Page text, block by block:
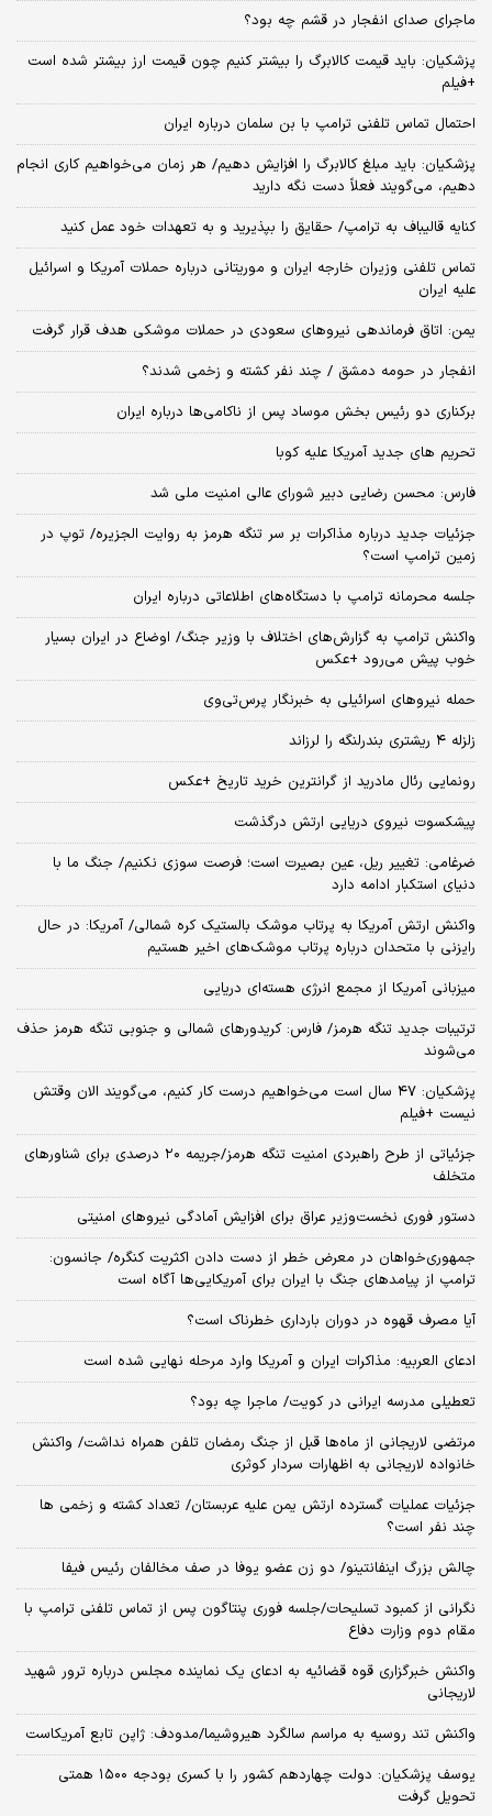
ماجرای صدای انفجار در قشم چه بود؟
پزشکیان: باید قیمت کالابرگ را بیشتر کنیم چون قیمت ارز بیشتر شده است
+فیلم
احتمال تماس تلفنی ترامپ با بن سلمان درباره ایران
پزشکیان: باید مبلغ کالابرگ را افزایش دهیم/ هر زمان می‌خواهیم کاری انجام
دهیم، می‌گویند فعلاً دست نگه دارید
کنایه قالیباف به ترامپ/ حقایق را بپذیرید و به تعهدات خود عمل کنید
تماس تلفنی وزیران خارجه ایران و موریتانی درباره حملات آمریکا و اسرائیل
علیه ایران
یمن: اتاق فرماندهی نیروهای سعودی در حملات موشکی هدف قرار گرفت
انفجار در حومه دمشق / چند نفر کشته و زخمی شدند؟
برکناری دو رئیس بخش موساد پس از ناکامی‌ها درباره ایران
تحریم های جدید آمریکا علیه کوبا
فارس: محسن رضایی دبیر شورای عالی امنیت ملی شد
جزئیات جدید درباره مذاکرات بر سر تنگه هرمز به روایت الجزیره/ توپ در
زمین ترامپ است؟
جلسه محرمانه ترامپ با دستگاه‌های اطلاعاتی درباره ایران
واکنش ترامپ به گزارش‌های اختلاف با وزیر جنگ/ اوضاع در ایران بسیار
خوب پیش می‌رود +عکس
حمله نیروهای اسرائیلی به خبرنگار پرس‌تی‌وی
زلزله ۴ ریشتری بندرلنگه را لرزاند
رونمایی رئال مادرید از گرانترین خرید تاریخ +عکس
پیشکسوت نیروی دریایی ارتش درگذشت
ضرغامی: تغییر ریل، عین بصیرت است؛ فرصت سوزی نکنیم/ جنگ ما با
دنیای استکبار ادامه دارد
واکنش ارتش آمریکا به پرتاب موشک بالستیک کره شمالی/ آمریکا: در حال
رایزنی با متحدان درباره پرتاب موشک‌های اخیر هستیم
میزبانی آمریکا از مجمع انرژی هسته‌ای دریایی
ترتیبات جدید تنگه هرمز/ فارس: کریدورهای شمالی و جنوبی تنگه هرمز حذف
می‌شوند
پزشکیان: ۴۷ سال است می‌خواهیم درست کار کنیم، می‌گویند الان وقتش
نیست +فیلم
جزئیاتی از طرح راهبردی امنیت تنگه هرمز/جریمه ۲۰ درصدی برای شناورهای
متخلف
دستور فوری نخست‌وزیر عراق برای افزایش آمادگی نیروهای امنیتی
جمهوری‌خواهان در معرض خطر از دست دادن اکثریت کنگره/ جانسون:
ترامپ از پیامدهای جنگ با ایران برای آمریکایی‌ها آگاه است
آیا مصرف قهوه در دوران بارداری خطرناک است؟
ادعای العربیه: مذاکرات ایران و آمریکا وارد مرحله نهایی شده است
تعطیلی مدرسه ایرانی در کویت/ ماجرا چه بود؟
مرتضی لاریجانی از ماه‌ها قبل از جنگ رمضان تلفن همراه نداشت/ واکنش
خانواده لاریجانی به اظهارات سردار کوثری
جزئیات عملیات گسترده ارتش یمن علیه عربستان/ تعداد کشته و زخمی ها
چند نفر است؟
چالش بزرگ اینفانتینو/ دو زن عضو یوفا در صف مخالفان رئیس فیفا
نگرانی از کمبود تسلیحات/جلسه فوری پنتاگون پس از تماس تلفنی ترامپ با
مقام دوم وزارت دفاع
واکنش خبرگزاری قوه قضائیه به ادعای یک نماینده مجلس درباره ترور شهید
لاریجانی
واکنش تند روسیه به مراسم سالگرد هیروشیما/مدودف: ژاپن تابع آمریکاست
یوسف پزشکیان: دولت چهاردهم کشور را با کسری بودجه ۱۵۰۰ همتی
تحویل گرفت